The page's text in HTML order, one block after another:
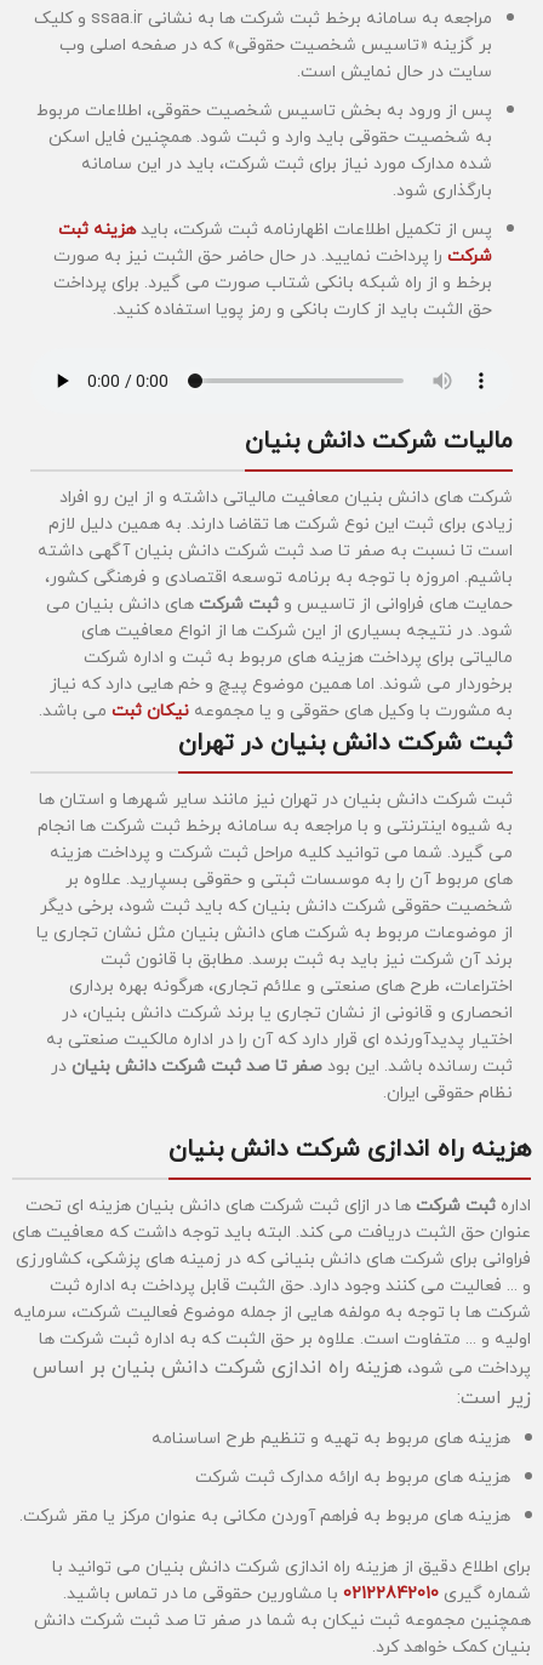
مراجعه به سامانه برخط ثبت شرکت ها به نشانی ssaa.ir و کلیک
بر گزینه «تاسیس شخصیت حقوقی» که در صفحه اصلی وب
سایت در حال نمایش است.
پس از ورود به بخش تاسیس شخصیت حقوقی، اطلاعات مربوط
به شخصیت حقوقی باید وارد و ثبت شود. همچنین فایل اسکن
شده مدارک مورد نیاز برای ثبت شرکت، باید در این سامانه
بارگذاری شود.
پس از تکمیل اطلاعات اظهارنامه ثبت شرکت، بایدهزینه ثبت
شرکت را پرداخت نمایید. در حال حاضر حق الثبت نیز به صورت
برخط و از راه شبکه بانکی شتاب صورت می گیرد. برای پرداخت
حق الثبت باید از کارت بانکی و رمز پویا استفاده کنید.
مالیات شرکت دانش بنیان
شرکت های دانش بنیان معافیت مالیاتی داشته و از این رو افراد
زیادی برای ثبت این نوع شرکت ها تقاضا دارند. به همین دلیل لازم
است تا نسبت به صفر تا صد ثبت شرکت دانش بنیان آگهی داشته
باشیم. امروزه با توجه به برنامه توسعه اقتصادی و فرهنگی کشور،
حمایت های فراوانی از تاسیس و ثبت شرکت های دانش بنیان می
شود. در نتیجه بسیاری از این شرکت ها از انواع معافیت های
مالیاتی برای پرداخت هزینه های مربوط به ثبت و اداره شرکت
برخوردار می شوند. اما همین موضوع پیچ و خم هایی دارد که نیاز
به مشورت با وکیل های حقوقی و یا مجموعه نیکان ثبت می باشد.
ثبت شرکت دانش بنیان در تهران
ثبت شرکت دانش بنیان در تهران نیز مانند سایر شهرها و استان ها
به شیوه اینترنتی و با مراجعه به سامانه برخط ثبت شرکت ها انجام
می گیرد. شما می توانید کلیه مراحل ثبت شرکت و پرداخت هزینه
های مربوط آن را به موسسات ثبتی و حقوقی بسپارید. علاوه بر
شخصیت حقوقی شرکت دانش بنیان که باید ثبت شود، برخی دیگر
از موضوعات مربوط به شرکت های دانش بنیان مثل نشان تجاری یا
برند آن شرکت نیز باید به ثبت برسد. مطابق با قانون ثبت
اختراعات، طرح های صنعتی و علائم تجاری، هرگونه بهره برداری
انحصاری و قانونی از نشان تجاری یا برند شرکت دانش بنیان، در
اختیار پدیدآورنده ای قرار دارد که آن را در اداره مالکیت صنعتی به
ثبت رسانده باشد. این بود صفر تا صد ثبت شرکت دانش بنیان در
نظام حقوقی ایران.
هزینه راه اندازی شرکت دانش بنیان
ادارهثبت شرکت ها در ازای ثبت شرکت های دانش بنیان هزینه ای تحت
عنوان حق الثبت دریافت می کند. البته باید توجه داشت که معافیت های
فراوانی برای شرکت های دانش بنیانی که در زمینه های پزشکی، کشاورزی
و ... فعالیت می کنند وجود دارد. حق الثبت قابل پرداخت به اداره ثبت
شرکت ها با توجه به مولفه هایی از جمله موضوع فعالیت شرکت، سرمایه
اولیه و ... متفاوت است. علاوه بر حق الثبت که به اداره ثبت شرکت ها
پرداخت می شود، هزینه راه اندازی شرکت دانش بنیان بر اساس
زیر است:
هزینه های مربوط به تهیه و تنظیم طرح اساسنامه
هزینه های مربوط به ارائه مدارک ثبت شرکت
هزینه های مربوط به فراهم آوردن مکانی به عنوان مرکز یا مقر شرکت.
برای اطلاع دقیق از هزینه راه اندازی شرکت دانش بنیان می توانید با
شماره گیری02122842010 با مشاورین حقوقی ما در تماس باشید.
همچنین مجموعه ثبت نیکان به شما در صفر تا صد ثبت شرکت دانش
بنیان کمک خواهد کرد.